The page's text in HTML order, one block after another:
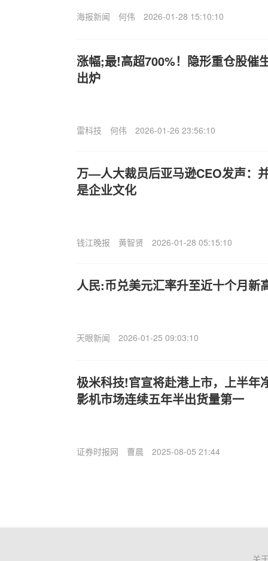
海报新闻 何伟 2026-01-28 15:10:10
涨幅;最!高超700%！隐形重仓股催
出炉
雷科技 何伟 2026-01-26 23:56:10
万—人大裁员后亚马逊CEO发声：
是企业文化
钱江晚报 黄智贤 2026-01-28 05:15:10
人民:币兑美元汇率升至近十个月新
天眼新闻 2026-01-25 09:03:10
极米科技!官宣将赴港上市，上半年
影机市场连续五年半出货量第一
证券时报网 曹晨 2025-08-05 21:44
关